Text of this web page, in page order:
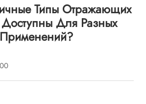
Типы Отражающих
Для Разных
Применений?